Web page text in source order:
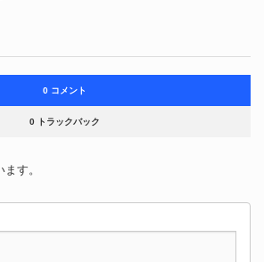
0 コメント
0 トラックバック
す。